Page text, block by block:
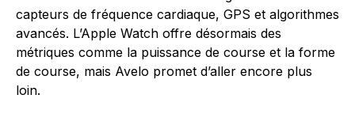
capteurs de fréquence cardiaque, GPS et algorithmes
avancés. L’Apple Watch offre désormais des
métriques comme la puissance de course et la forme
de course, mais Avelo promet d’aller encore plus
loin.